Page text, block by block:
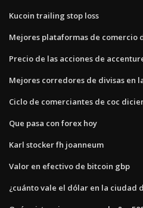
Kucoin trailing stop loss
Mejores plataformas de comercio
Precio de las acciones de
Mejores corredores de divisas en
Ciclo de comerciantes de coc
Que pasa con forex hoy
Karl stocker fh joanneum
Valor en efectivo de bitcoin gbp
¿cuánto vale el dólar en la ciudad